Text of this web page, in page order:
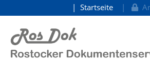
zum Inhalt
Startseite